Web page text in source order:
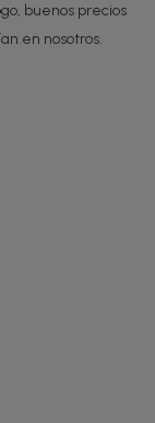
buenos precios
en nosotros.